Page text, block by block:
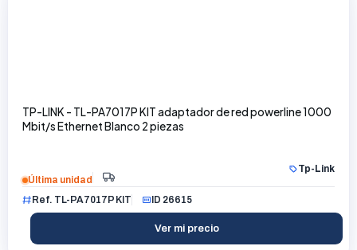
TP-LINK - TL-PA7017P KIT adaptador de red powerline 1000
Mbit/s Ethernet Blanco 2 piezas
Tp-Link
Última unidad
Ref. TL-PA7017P KIT
ID 26615
Ver mi precio